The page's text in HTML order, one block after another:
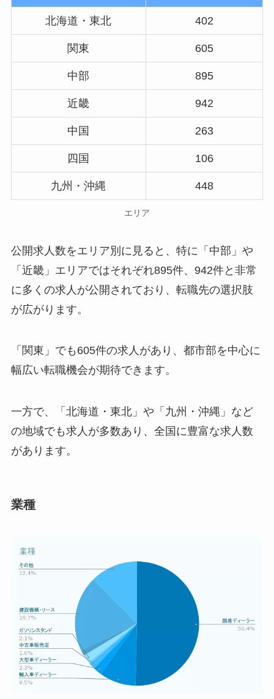
北海道・東北 402
関東 605
中部 895
近畿 942
中国 263
四国 106
九州・沖縄 448
エリア
公開求人数をエリア別に見ると、特に「中部」や
「近畿」エリアではそれぞれ895件、942件と非常
に多くの求人が公開されており、転職先の選択肢
が広がります。
「関東」でも605件の求人があり、都市部を中心に
幅広い転職機会が期待できます。
一方で、「北海道・東北」や「九州・沖縄」など
の地域でも求人が多数あり、全国に豊富な求人数
があります。
業種